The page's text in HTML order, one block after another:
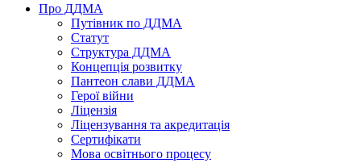
Про ДДМА
Путівник по ДДМА
Статут
Структура ДДМА
Концепція розвитку
Пантеон слави ДДМА
Герої війни
Ліцензія
Ліцензування та акредитація
Сертифікати
Мова освітнього процесу